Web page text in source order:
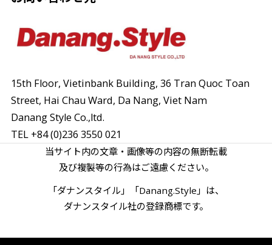
15th Floor, Vietinbank Building, 36 Tran Quoc Toan
Street, Hai Chau Ward, Da Nang, Viet Nam
Danang Style Co.,ltd.
TEL +84 (0)236 3550 021
当サイト内の文章・画像等の内容の無断転載
及び複製等の行為はご遠慮ください。
「ダナンスタイル」「Danang.Style」は、
ダナンスタイル社の登録商標です。